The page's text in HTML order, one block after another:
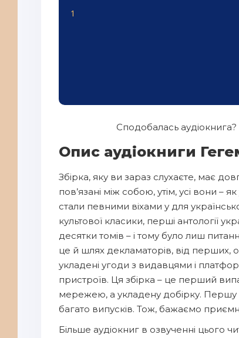
1
Сподобалась
Опис аудіокниги
Збірка, яку ви зараз слухаєте, має
пов’язані між собою, утім, усі вони –
стали певними віхами у для
культової класики, перші антології
десятки томів – і тому було лиш
це й шлях декламаторів, від перших,
укладені угоди з видавцями і
пристроїв. Ця збірка – це перший
мережею, а укладену добірку. Першу
багато випусків. Тож, бажаємо
Більше аудіокниг в озвученні цього